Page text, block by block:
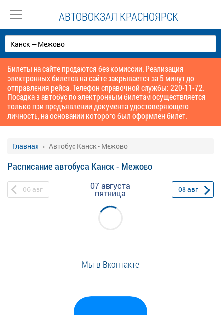
АВТОВОКЗАЛ КРАСНОЯРСК
Билеты на сайте продаются без комиссии. Реализация
электронных билетов на сайте закрывается за 5 минут до
отправления рейса. Телефон справочной службы: 220-11-72.
Посадка в автобус по электронным билетам осуществляется
только при предъявлении документа удостоверяющего
личность, на основании которого был оформлен билет.
Главная Автобус Канск - Межово
Расписание автобуса Канск - Межово
06 авг 07 августа
пятница 08 авг
Мы в Вконтакте